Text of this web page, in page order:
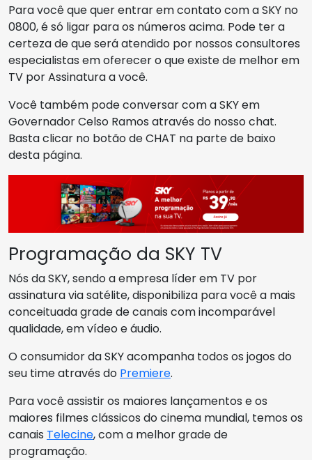
Para você que quer entrar em contato com a SKY no
0800, é só ligar para os números acima. Pode ter a
certeza de que será atendido por nossos consultores
especialistas em oferecer o que existe de melhor em
TV por Assinatura a você.
Você também pode conversar com a SKY em
Governador Celso Ramos através do nosso chat.
Basta clicar no botão de CHAT na parte de baixo
desta página.
Programação da SKY TV
Nós da SKY, sendo a empresa líder em TV por
assinatura via satélite, disponibiliza para você a mais
conceituada grade de canais com incomparável
qualidade, em vídeo e áudio.
O consumidor da SKY acompanha todos os jogos do
seu time através do Premiere.
Para você assistir os maiores lançamentos e os
maiores filmes clássicos do cinema mundial, temos os
canais Telecine, com a melhor grade de
programação.